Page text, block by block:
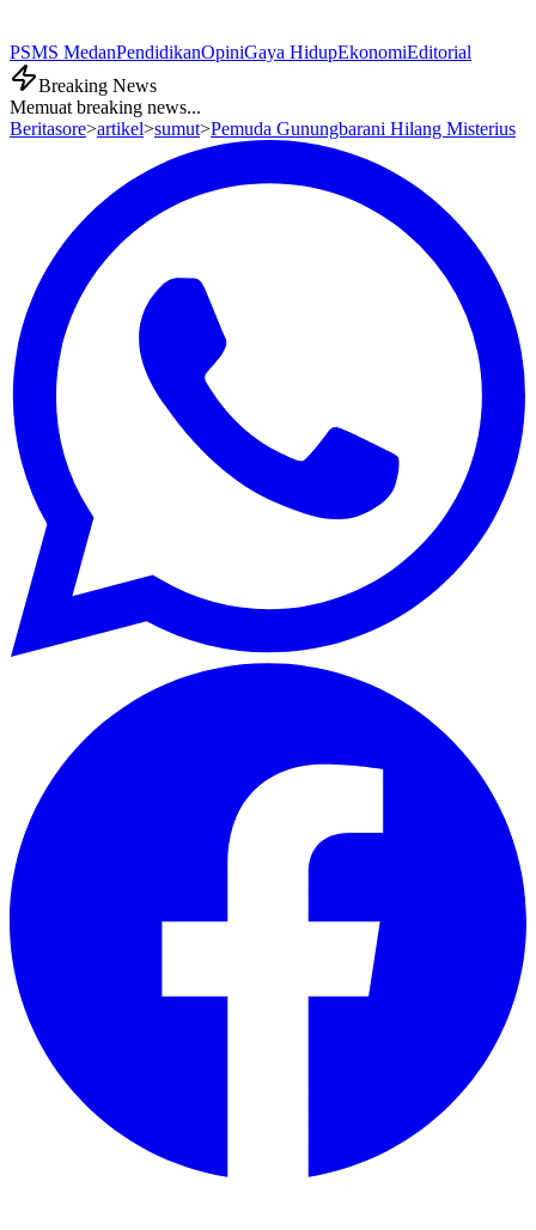
PSMS MedanPendidikanOpiniGaya HidupEkonomiEditorial
Breaking News
Memuat breaking news...
Beritasore>artikel>sumut>Pemuda Gunungbarani Hilang Misterius